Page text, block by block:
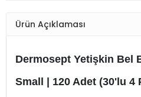
Ürün Açıklaması
Dermosept Yetişkin Bel
Small | 120 Adet (30'lu 4